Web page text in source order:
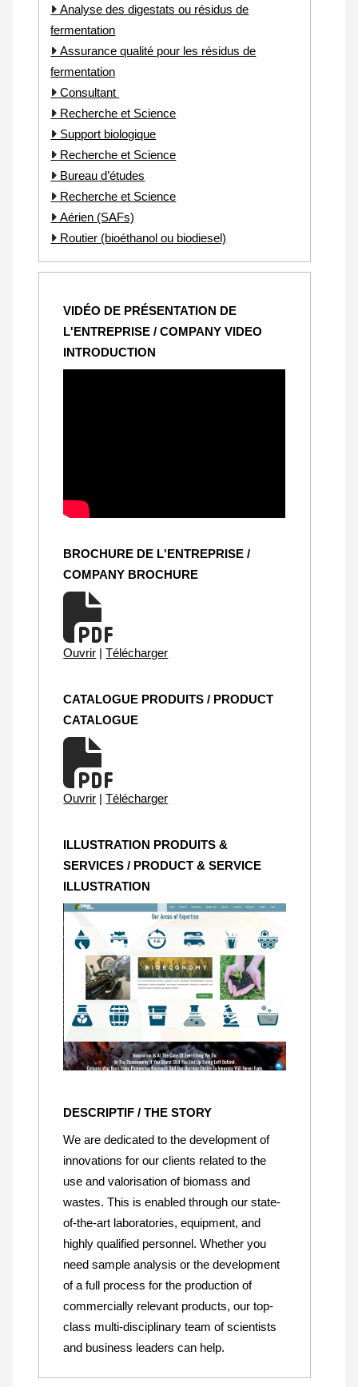
Analyse des digestats ou résidus de
fermentation
Assurance qualité pour les résidus de
fermentation
Consultant
Recherche et Science
Support biologique
Recherche et Science
Bureau d’études
Recherche et Science
Aérien (SAFs)
Routier (bioéthanol ou biodiesel)
VIDÉO DE PRÉSENTATION DE
L'ENTREPRISE / COMPANY VIDEO
INTRODUCTION
BROCHURE DE L'ENTREPRISE /
COMPANY BROCHURE
Ouvrir | Télécharger
CATALOGUE PRODUITS / PRODUCT
CATALOGUE
Ouvrir | Télécharger
ILLUSTRATION PRODUITS &
SERVICES / PRODUCT & SERVICE
ILLUSTRATION
DESCRIPTIF / THE STORY
We are dedicated to the development of
innovations for our clients related to the
use and valorisation of biomass and
wastes. This is enabled through our state-
of-the-art laboratories, equipment, and
highly qualified personnel. Whether you
need sample analysis or the development
of a full process for the production of
commercially relevant products, our top-
class multi-disciplinary team of scientists
and business leaders can help.